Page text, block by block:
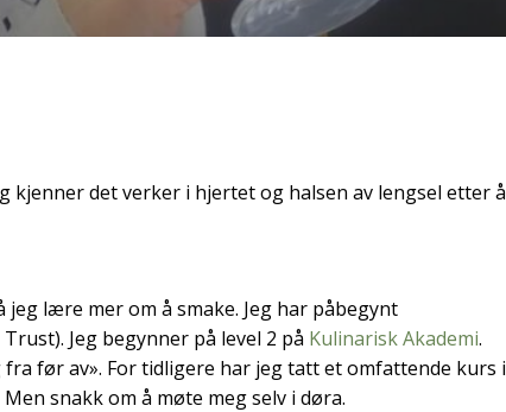
kjenner det verker i hjertet og halsen av lengsel etter å
lære mer om å smake. Jeg har påbegynt
Jeg begynner på level 2 på Kulinarisk Akademi.
før av». For tidligere har jeg tatt et omfattende kurs i
snakk om å møte meg selv i døra.